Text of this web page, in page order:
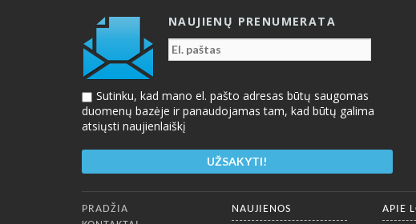
NAUJIENŲ PRENUMERATA
Sutinku, kad mano el. pašto adresas būtų saugomas
duomenų bazėje ir panaudojamas tam, kad būtų galima
atsiųsti naujienlaiškį
Apatinis meniu
PRADŽIA
NAUJIENOS APIE